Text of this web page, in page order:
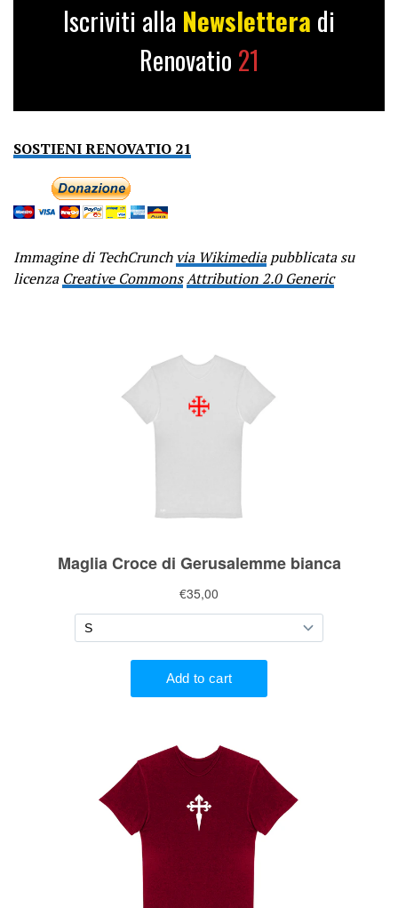
Iscriviti alla Newslettera di
Renovatio 21
SOSTIENI RENOVATIO 21
Immagine di TechCrunchvia Wikimediapubblicata su
licenza Creative CommonsAttribution 2.0 Generic